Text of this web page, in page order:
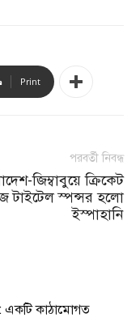
Print
পরবর্তী নিবন্ধ
জিম্বাবুয়ে ক্রিকেট
টাইটেল স্পন্সর হলো
ইস্পাহানি
একটি কাঠামোগত